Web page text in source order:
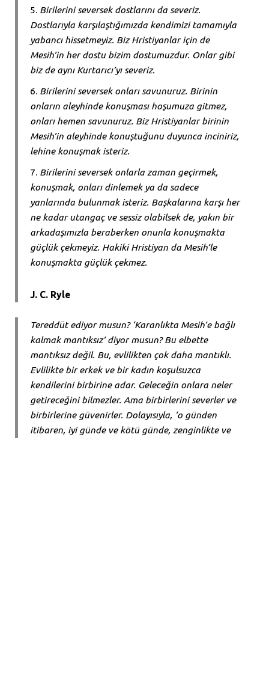
Birilerini seversek dostlarını da severiz.
Dostlarıyla karşılaştığımızda kendimizi tamamıyla
yabancı hissetmeyiz. Biz Hristiyanlar için de
Mesih’in her dostu bizim dostumuzdur. Onlar gibi
biz de aynı Kurtarıcı’yı severiz.
Birilerini seversek onları savunuruz. Birinin
onların aleyhinde konuşması hoşumuza gitmez,
onları hemen savunuruz. Biz Hristiyanlar birinin
Mesih’in aleyhinde konuştuğunu duyunca inciniriz,
lehine konuşmak isteriz.
Birilerini seversek onlarla zaman geçirmek,
konuşmak, onları dinlemek ya da sadece
yanlarında bulunmak isteriz. Başkalarına karşı her
ne kadar utangaç ve sessiz olabilsek de, yakın bir
arkadaşımızla beraberken onunla konuşmakta
güçlük çekmeyiz. Hakiki Hristiyan da Mesih’le
konuşmakta güçlük çekmez.
J. C. Ryle
Tereddüt ediyor musun? ‘Karanlıkta Mesih’e bağlı
kalmak mantıksız’ diyor musun? Bu elbette
mantıksız değil. Bu, evlilikten çok daha mantıklı.
Evlilikte bir erkek ve bir kadın koşulsuzca
kendilerini birbirine adar. Geleceğin onlara neler
getireceğini bilmezler. Ama birbirlerini severler ve
birbirlerine güvenirler. Dolayısıyla, ‘o günden
itibaren, iyi günde ve kötü günde, zenginlikte ve